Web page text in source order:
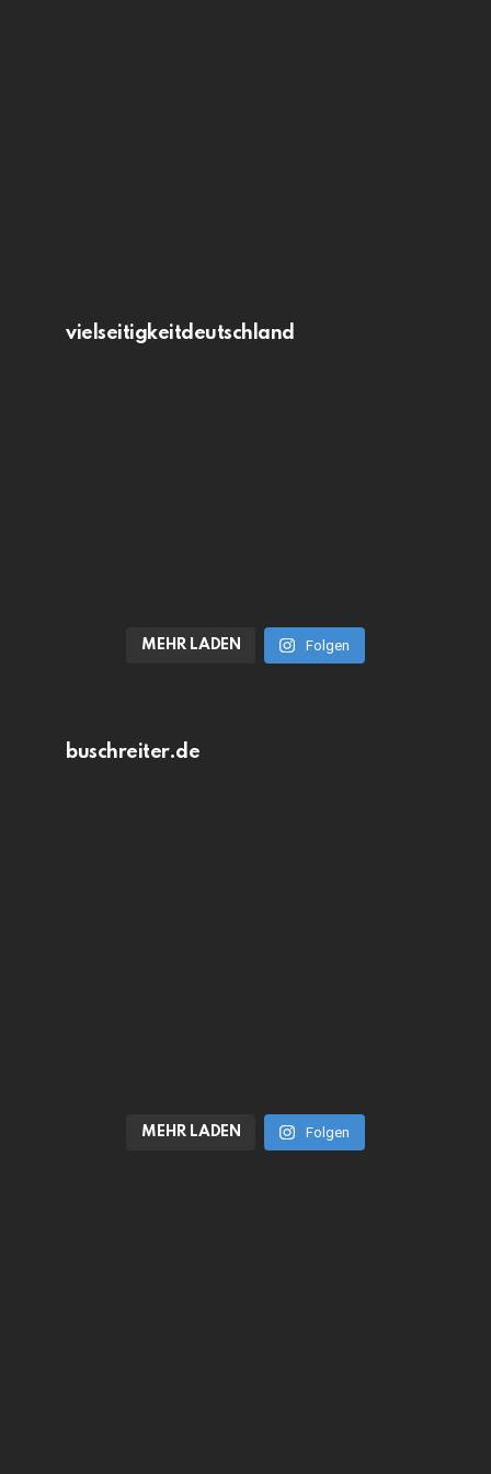
vielseitigkeitdeutschland
MEHR LADEN Folgen
buschreiter.de
MEHR LADEN Folgen